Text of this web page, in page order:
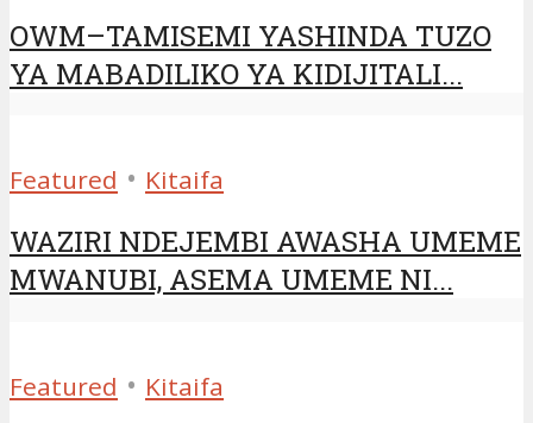
OWM–TAMISEMI YASHINDA TUZO
YA MABADILIKO YA KIDIJITALI...
Featured • Kitaifa
WAZIRI NDEJEMBI AWASHA UMEME
MWANUBI, ASEMA UMEME NI...
Featured • Kitaifa